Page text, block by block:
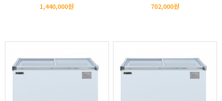
1,440,000원 702,000원